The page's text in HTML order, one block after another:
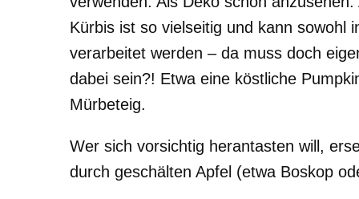
Kürbis ist so vielseitig und kann sowohl
verarbeitet werden – da muss doch
dabei sein?! Etwa eine köstliche
Mürbeteig.
Wer sich vorsichtig herantasten will,
durch geschälten Apfel (etwa Boskop